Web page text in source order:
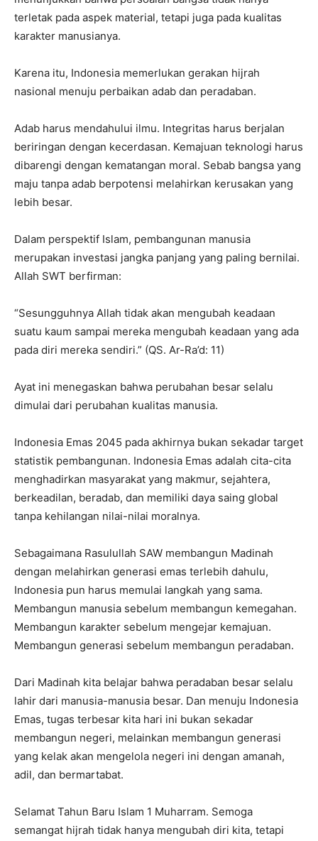
terletak pada aspek material, tetapi juga pada kualitas
karakter manusianya.
Karena itu, Indonesia memerlukan gerakan hijrah
nasional menuju perbaikan adab dan peradaban.
Adab harus mendahului ilmu. Integritas harus berjalan
beriringan dengan kecerdasan. Kemajuan teknologi harus
dibarengi dengan kematangan moral. Sebab bangsa yang
maju tanpa adab berpotensi melahirkan kerusakan yang
lebih besar.
Dalam perspektif Islam, pembangunan manusia
merupakan investasi jangka panjang yang paling bernilai.
Allah SWT berfirman:
“Sesungguhnya Allah tidak akan mengubah keadaan
suatu kaum sampai mereka mengubah keadaan yang ada
pada diri mereka sendiri.” (QS. Ar-Ra’d: 11)
Ayat ini menegaskan bahwa perubahan besar selalu
dimulai dari perubahan kualitas manusia.
Indonesia Emas 2045 pada akhirnya bukan sekadar target
statistik pembangunan. Indonesia Emas adalah cita-cita
menghadirkan masyarakat yang makmur, sejahtera,
berkeadilan, beradab, dan memiliki daya saing global
tanpa kehilangan nilai-nilai moralnya.
Sebagaimana Rasulullah SAW membangun Madinah
dengan melahirkan generasi emas terlebih dahulu,
Indonesia pun harus memulai langkah yang sama.
Membangun manusia sebelum membangun kemegahan.
Membangun karakter sebelum mengejar kemajuan.
Membangun generasi sebelum membangun peradaban.
Dari Madinah kita belajar bahwa peradaban besar selalu
lahir dari manusia-manusia besar. Dan menuju Indonesia
Emas, tugas terbesar kita hari ini bukan sekadar
membangun negeri, melainkan membangun generasi
yang kelak akan mengelola negeri ini dengan amanah,
adil, dan bermartabat.
Selamat Tahun Baru Islam 1 Muharram. Semoga
semangat hijrah tidak hanya mengubah diri kita, tetapi